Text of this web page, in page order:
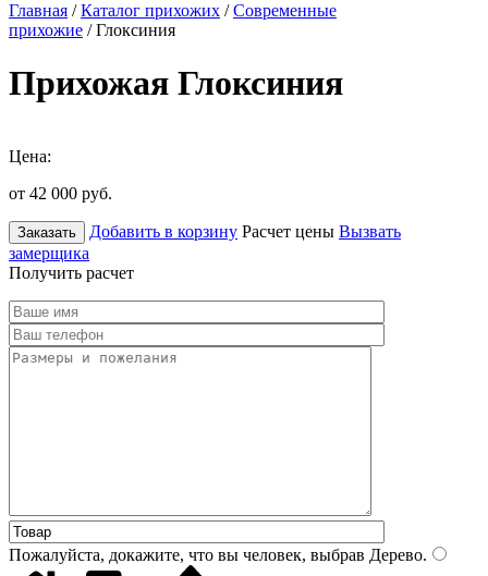
Главная /Каталог прихожих /Современные
прихожие / Глоксиния
Прихожая Глоксиния
Цена:
от 42 000 руб.
Заказать Добавить в корзину Расчет цены Вызвать
замерщика
Получить расчет
Пожалуйста, докажите, что вы человек, выбрав Дерево.